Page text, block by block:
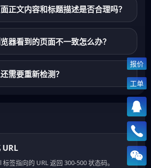
正文内容和标题描述是否合理吗？
器看到的页面不一致怎么办？
需要重新检测？
URL
签指向的 URL 返回 300-500 状态码。
报价
工单